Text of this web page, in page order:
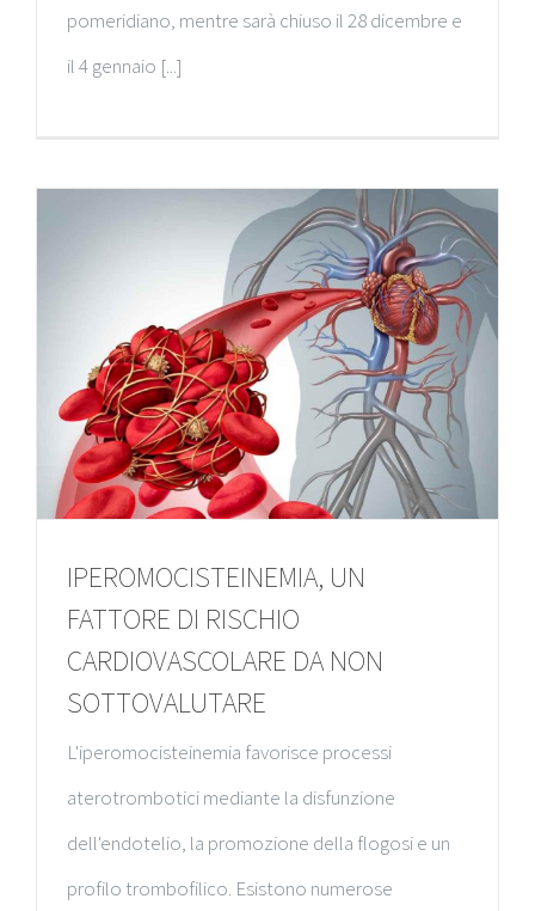
pomeridiano, mentre sarà chiuso il 28 dicembre e
il 4 gennaio [...]
IPEROMOCISTEINEMIA, UN
FATTORE DI RISCHIO
CARDIOVASCOLARE DA NON
SOTTOVALUTARE
L'iperomocisteinemia favorisce processi
aterotrombotici mediante la disfunzione
dell'endotelio, la promozione della flogosi e un
profilo trombofilico. Esistono numerose